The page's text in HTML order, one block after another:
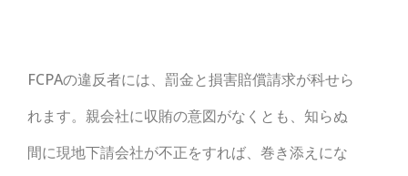
FCPAの違反者には、罰金と損害賠償請求が科せら
れます。親会社に収賄の意図がなくとも、知らぬ
間に現地下請会社が不正をすれば、巻き添えにな